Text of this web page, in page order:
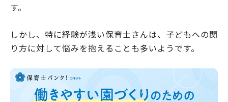
す。
しかし、特に経験が浅い保育士さんは、子どもへの関
り方に対して悩みを抱えることも多いようです。